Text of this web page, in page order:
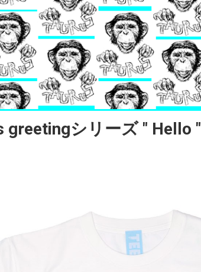
greetingシリーズ " Hello "